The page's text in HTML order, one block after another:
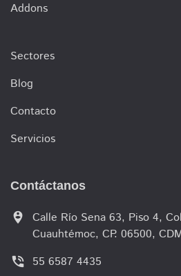
Addons
Sectores
Blog
Contacto
Servicios
Contáctanos
person_pin_circle
Calle Río Sena 63, Piso 4,
Cuauhtémoc, CP. 06500,
phone_in_talk 55 6587 4435